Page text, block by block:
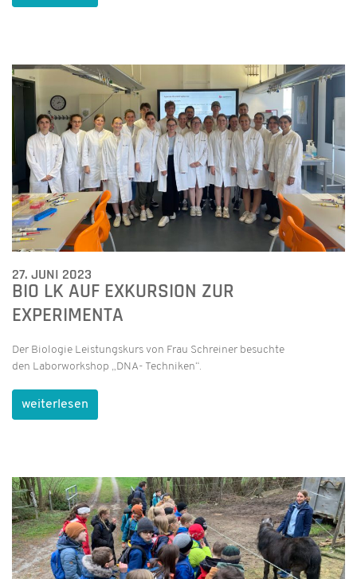
27. JUNI 2023
BIO LK AUF EXKURSION ZUR
EXPERIMENTA
Der Biologie Leistungskurs von Frau Schreiner besuchte
den Laborworkshop „DNA- Techniken“.
weiterlesen